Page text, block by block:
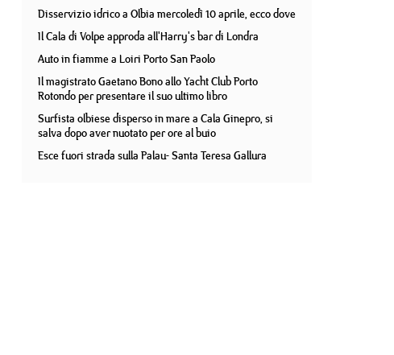
Disservizio idrico a Olbia mercoledì 10 aprile, ecco dove
Il Cala di Volpe approda all'Harry's bar di Londra
Auto in fiamme a Loiri Porto San Paolo
Il magistrato Gaetano Bono allo Yacht Club Porto
Rotondo per presentare il suo ultimo libro
Surfista olbiese disperso in mare a Cala Ginepro, si
salva dopo aver nuotato per ore al buio
Esce fuori strada sulla Palau- Santa Teresa Gallura